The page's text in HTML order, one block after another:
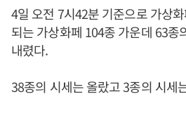
4일 오전 7시42분 기준으로 가상
되는 가상화페 104종 가운데 63종
내렸다.
38종의 시세는 올랐고 3종의 시세